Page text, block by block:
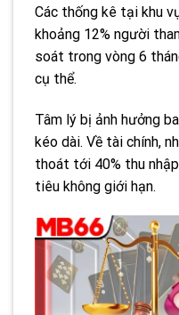
Các thống kê tại khu
khoảng 12% người
soát trong vòng 6
cụ thể.
Tâm lý bị ảnh hưởng
kéo dài. Về tài chính,
thoát tới 40% thu
tiêu không giới hạn.